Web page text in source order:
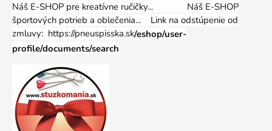
Náš E-SHOP pre kreatívne ručičky... Náš E-SHOP
športových potrieb a oblečenia... Link na odstúpenie od
zmluvy: https://pneuspisska.sk/eshop/user-
profile/documents/search